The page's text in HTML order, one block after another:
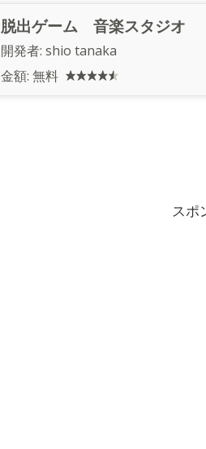
脱出ゲーム 音楽スタジオ
開発者: shio tanaka
金額: 無料
スポ